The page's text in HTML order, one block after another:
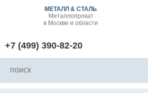
МЕТАЛЛ & СТАЛЬ
Металлопрокат
в Москве и области
+7 (499) 390-82-20